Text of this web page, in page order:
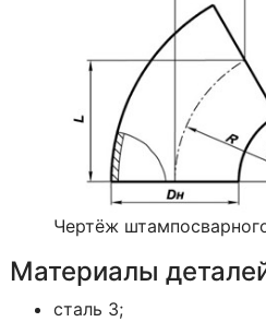
Чертёж
Материалы
сталь 3;